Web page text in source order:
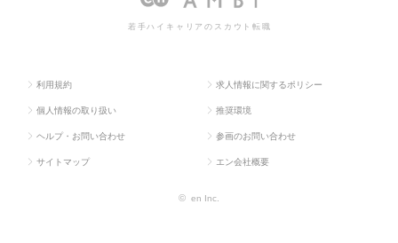
若手ハイキャリアのスカウト転職
利用規約 求人情報に関するポリシー
個人情報の取り扱い 推奨環境
ヘルプ・お問い合わせ 参画のお問い合わせ
サイトマップ エン会社概要
© en Inc.